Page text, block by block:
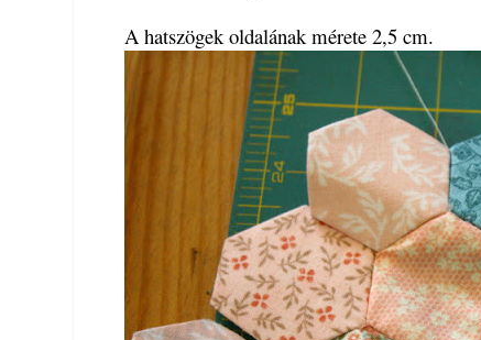
A hatszögek oldalának mérete 2,5 cm.